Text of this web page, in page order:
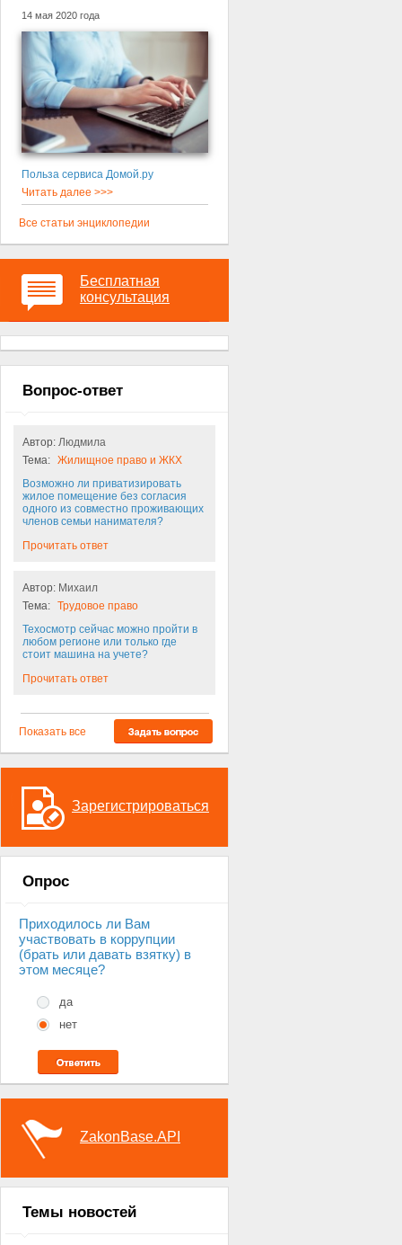
14 мая 2020 года
Польза сервиса Домой.ру
Читать далее >>>
Все статьи энциклопедии
Бесплатная
консультация
Вопрос-ответ
Автор: Людмила
Тема: Жилищное право и ЖКХ
Возможно ли приватизировать
жилое помещение без согласия
одного из совместно проживающих
членов семьи нанимателя?
Прочитать ответ
Автор: Михаил
Тема: Трудовое право
Техосмотр сейчас можно пройти в
любом регионе или только где
стоит машина на учете?
Прочитать ответ
Показать все
Зарегистрироваться
Опрос
Приходилось ли Вам
участвовать в коррупции
(брать или давать взятку) в
этом месяце?
да
нет
ZakonBase.API
Темы новостей